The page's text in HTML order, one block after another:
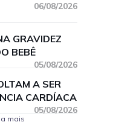
06/08/2026
GRAVIDEZ
BEBÊ
05/08/2026
A SER
CARDÍACA
05/08/2026
mais